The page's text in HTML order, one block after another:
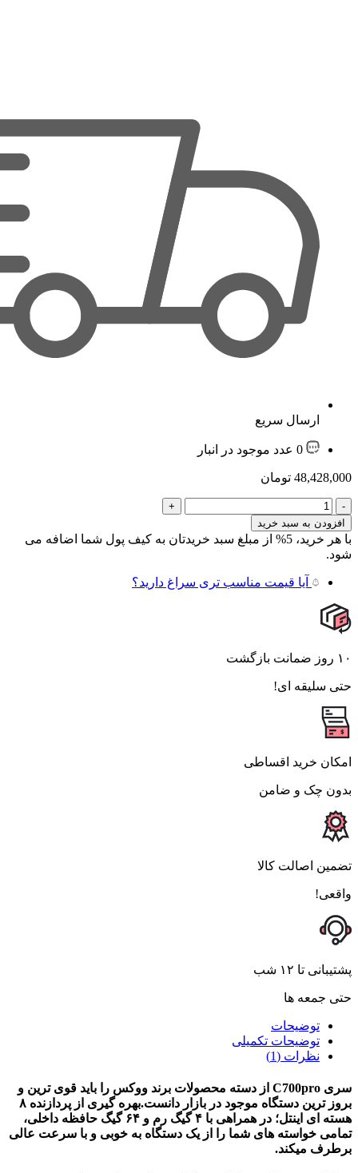
ارسال سریع
0 عدد موجود در انبار
48,428,000 تومان
مانیتور
اندروید
VoxX
–
مدل
C700Pro
برای
BYD
افزودن به سبد خرید
با هر خرید، 5% از مبلغ سبد خریدتان به کیف پول شما اضافه می
شود.
آیا قیمت مناسب تری سراغ دارید؟
۱۰ روز ضمانت بازگشت
حتی سلیقه ای!
امکان خرید اقساطی
بدون چک و ضامن
تضمین اصالت کالا
واقعی!
پشتیبانی تا ۱۲ شب
حتی جمعه ها
توضیحات
توضیحات تکمیلی
نظرات (1)
سری C700pro از دسته محصولات برند ووکس‌ را باید قوی ترین و
بروز ترین دستگاه موجود در بازار دانست.بهره گیری از پردازنده ۸
هسته ای اینتل؛ در همراهی با ۴ گیگ رم و ۶۴ گیگ حافظه داخلی،
تمامی خواسته های شما را از یک دستگاه به خوبی و با سرعت عالی
برطرف میکند.